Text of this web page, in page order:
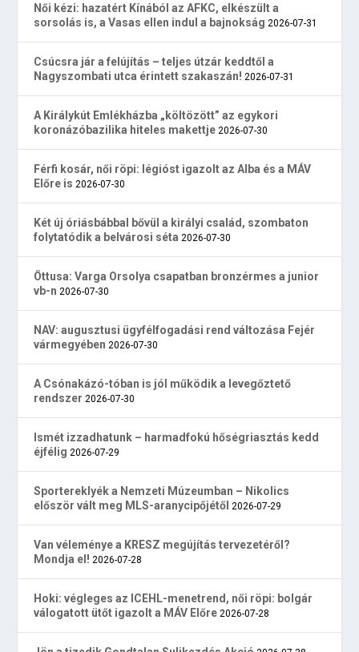
Női kézi: hazatért Kínából az AFKC, elkészült a
sorsolás is, a Vasas ellen indul a bajnokság 2026-07-31
Csúcsra jár a felújítás – teljes útzár keddtől a
Nagyszombati utca érintett szakaszán! 2026-07-31
A Királykút Emlékházba „költözött” az egykori
koronázóbazilika hiteles makettje 2026-07-30
Férfi kosár, női röpi: légióst igazolt az Alba és a MÁV
Előre is 2026-07-30
Két új óriásbábbal bővül a királyi család, szombaton
folytatódik a belvárosi séta 2026-07-30
Öttusa: Varga Orsolya csapatban bronzérmes a junior
vb-n 2026-07-30
NAV: augusztusi ügyfélfogadási rend változása Fejér
vármegyében 2026-07-30
A Csónakázó-tóban is jól működik a levegőztető
rendszer 2026-07-30
Ismét izzadhatunk – harmadfokú hőségriasztás kedd
éjfélig 2026-07-29
Sportereklyék a Nemzeti Múzeumban – Nikolics
először vált meg MLS-aranycipőjétől 2026-07-29
Van véleménye a KRESZ megújítás tervezetéről?
Mondja el! 2026-07-28
Hoki: végleges az ICEHL-menetrend, női röpi: bolgár
válogatott ütőt igazolt a MÁV Előre 2026-07-28